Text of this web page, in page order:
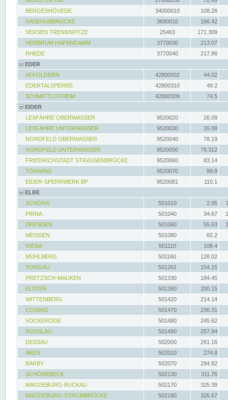
BERGESHÖVEDE
34000010
108.26
HASEHUBBRÜCKE
3690010
166.42
VERSEN TRENNSPITZE
25463
171.309
HERBRUM HAFENDAMM
3770030
213.07
RHEDE
3770040
217.86
EDER
AFFOLDERN
42800502
44.02
EDERTALSPERRE
42800310
49.2
SCHMITTLOTHEIM
42800309
74.5
EIDER
LEXFÄHRE OBERWASSER
9520020
26.09
LEXFÄHRE UNTERWASSER
9520030
26.09
NORDFELD OBERWASSER
9520040
78.19
NORDFELD UNTERWASSER
9520050
78.312
FRIEDRICHSTADT STRASSENBRÜCKE
9520060
83.14
TÖNNING
9520070
99.8
EIDER-SPERRWERK BP
9520081
110.1
ELBE
SCHÖNA
501010 2.05
PIRNA
501040 34.67
DRESDEN
501060 55.63
MEISSEN
501080
82.2
RIESA
501110
108.4
MÜHLBERG
501160
128.02
TORGAU
501261
154.15
PRETZSCH-MAUKEN
501330
184.45
ELSTER
501390
200.15
WITTENBERG
501420
214.14
COSWIG
501470
236.31
VOCKERODE
501480
245.62
ROSSLAU
501490
257.84
DESSAU
502000
261.16
AKEN
502010
274.8
BARBY
502070
294.82
SCHÖNEBECK
502130
311.76
MAGDEBURG-BUCKAU
502170
325.39
MAGDEBURG-STROMBRÜCKE
502180
326.67